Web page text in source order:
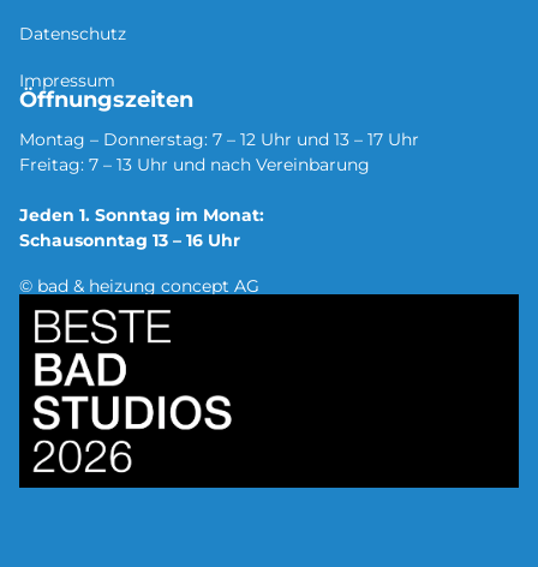
© bad & heizung concept AG
Datenschutz
Impressum
Öffnungszeiten
Montag – Donnerstag: 7 – 12 Uhr und 13 – 17 Uhr
Freitag: 7 – 13 Uhr und nach Vereinbarung
Jeden 1. Sonntag im Monat:
Schausonntag 13 – 16 Uhr